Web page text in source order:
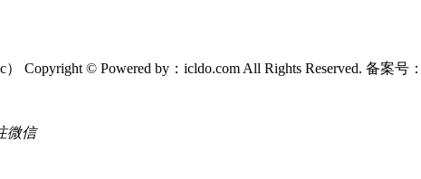
） Copyright © Powered by：icldo.com All Rights Reserved. 备案号：
微信